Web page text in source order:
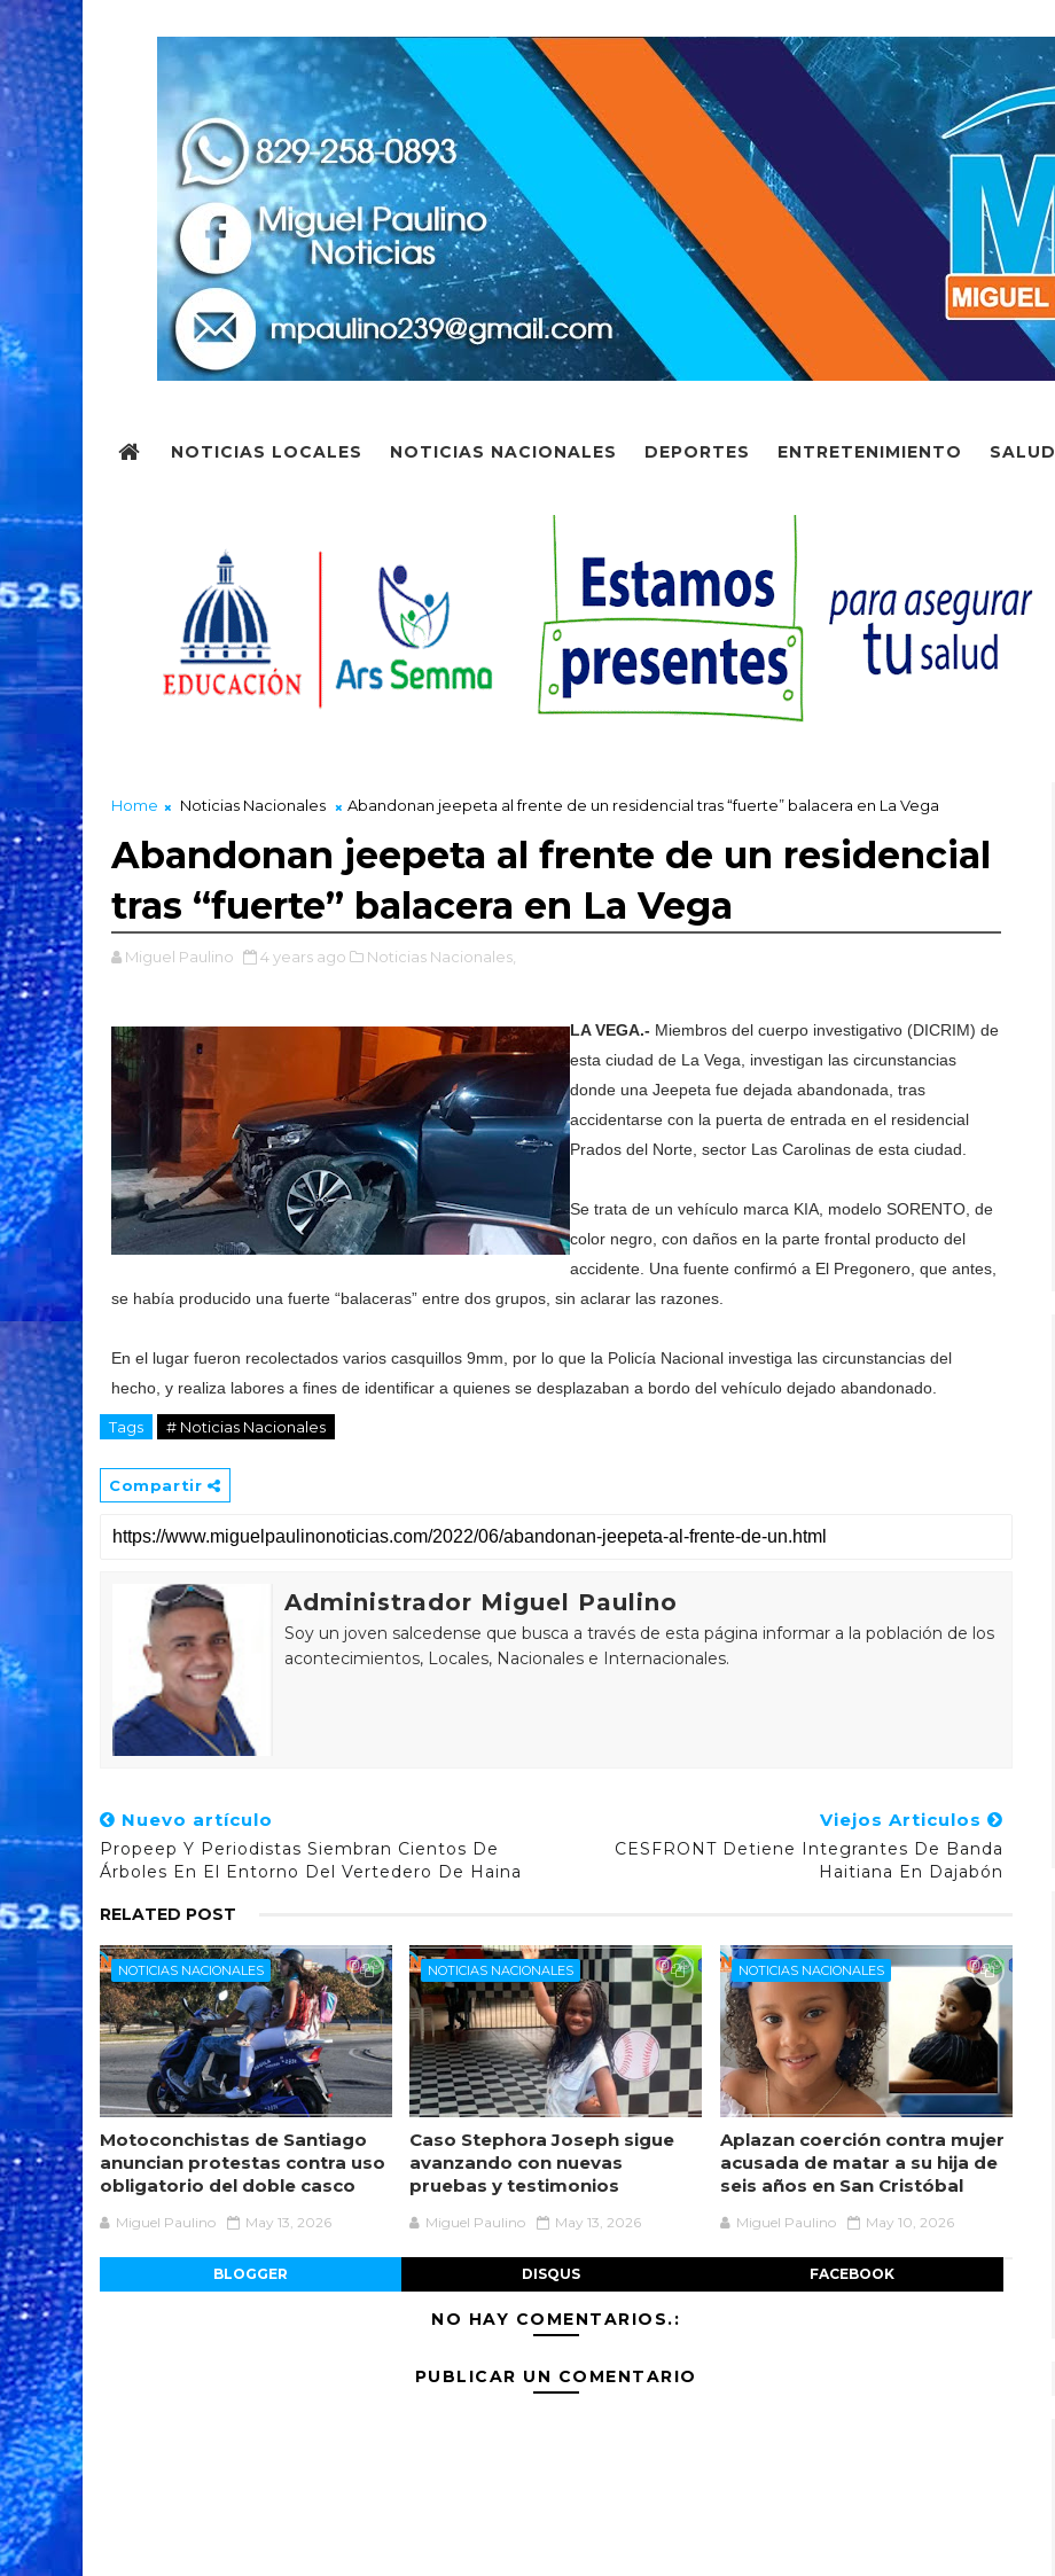
NOTICIAS LOCALES NOTICIAS NACIONALES DEPORTES ENTRETENIMIENTO SALUD
Home Noticias Nacionales Abandonan jeepeta al frente de un residencial tras “fuerte” balacera en La Vega
Abandonan jeepeta al frente de un residencial
tras “fuerte” balacera en La Vega
Miguel Paulino 4 years ago Noticias Nacionales,
LA VEGA.- Miembros del cuerpo investigativo (DICRIM) de
esta ciudad de La Vega, investigan las circunstancias
donde una Jeepeta fue dejada abandonada, tras
accidentarse con la puerta de entrada en el residencial
Prados del Norte, sector Las Carolinas de esta ciudad.
Se trata de un vehículo marca KIA, modelo SORENTO, de
color negro, con daños en la parte frontal producto del
accidente. Una fuente confirmó a El Pregonero, que antes,
se había producido una fuerte “balaceras” entre dos grupos, sin aclarar las razones.
En el lugar fueron recolectados varios casquillos 9mm, por lo que la Policía Nacional investiga las circunstancias del
hecho, y realiza labores a fines de identificar a quienes se desplazaban a bordo del vehículo dejado abandonado.
Tags # Noticias Nacionales
Compartir
Administrador Miguel Paulino
Soy un joven salcedense que busca a través de esta página informar a la población de los
acontecimientos, Locales, Nacionales e Internacionales.
Nuevo artículo
Propeep Y Periodistas Siembran Cientos De
Árboles En El Entorno Del Vertedero De Haina
Viejos Articulos
CESFRONT Detiene Integrantes De Banda
Haitiana En Dajabón
RELATED POST
NOTICIAS NACIONALES
Motoconchistas de Santiago
anuncian protestas contra uso
obligatorio del doble casco
Miguel Paulino May 13, 2026
NOTICIAS NACIONALES
Caso Stephora Joseph sigue
avanzando con nuevas
pruebas y testimonios
Miguel Paulino May 13, 2026
NOTICIAS NACIONALES
Aplazan coerción contra mujer
acusada de matar a su hija de
seis años en San Cristóbal
Miguel Paulino May 10, 2026
BLOGGER DISQUS FACEBOOK
NO HAY COMENTARIOS.:
PUBLICAR UN COMENTARIO